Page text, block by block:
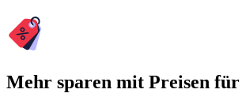
Mehr sparen mit Preisen